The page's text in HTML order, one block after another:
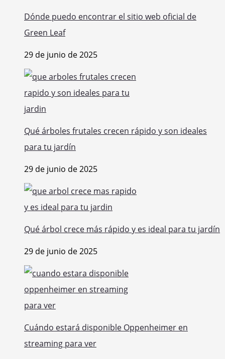
Dónde puedo encontrar el sitio web oficial de
Green Leaf
29 de junio de 2025
Qué árboles frutales crecen rápido y son ideales
para tu jardín
29 de junio de 2025
Qué árbol crece más rápido y es ideal para tu jardín
29 de junio de 2025
Cuándo estará disponible Oppenheimer en
streaming para ver